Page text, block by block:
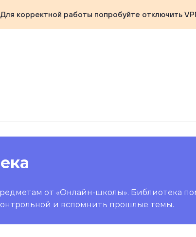
корректной работы попробуйте отключить
от «Онлайн-школы». Библиотека
и вспомнить прошлые темы.